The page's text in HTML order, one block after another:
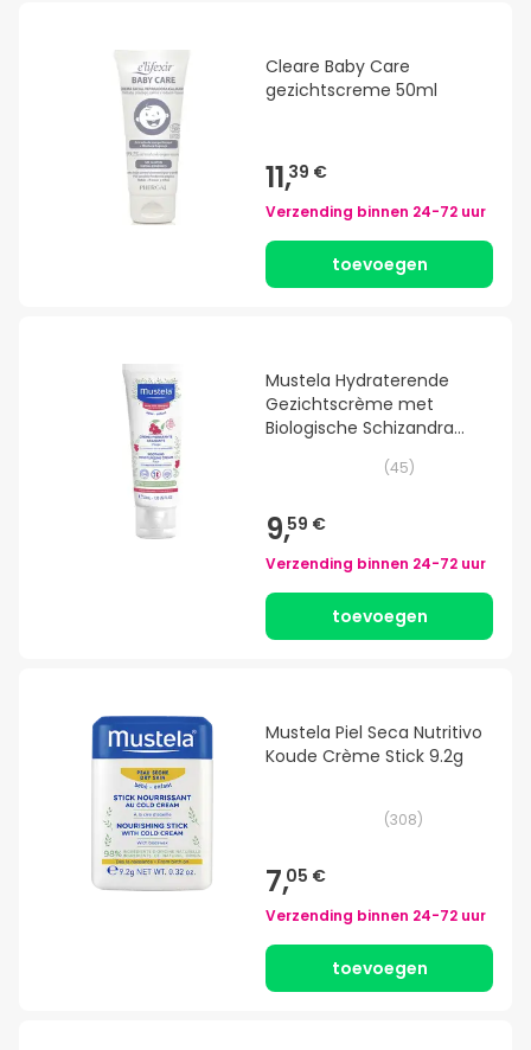
Cleare Baby Care
gezichtscreme 50ml
11,39 €
Verzending binnen 24-72 uur
toevoegen
Mustela Hydraterende
Gezichtscrème met
Biologische Schizandra
(45)
9,59 €
Verzending binnen 24-72 uur
toevoegen
Mustela Piel Seca Nutritivo
Koude Crème Stick 9.2g
(308)
7,05 €
Verzending binnen 24-72 uur
toevoegen